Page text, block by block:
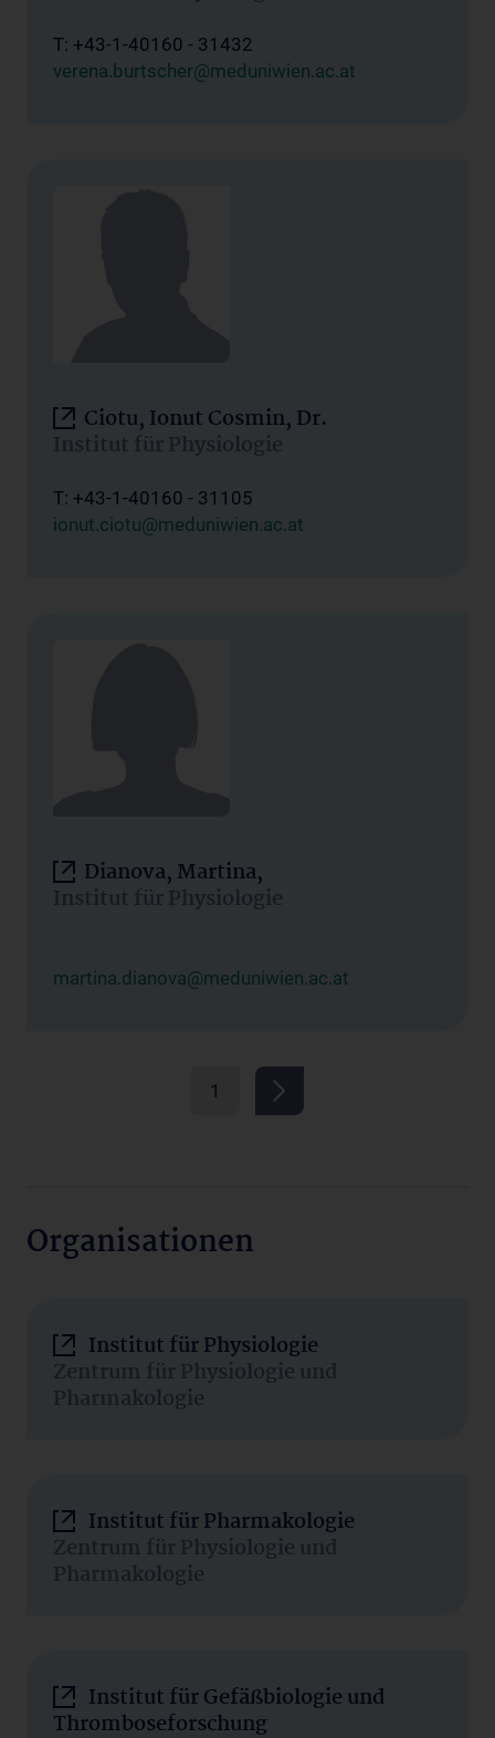
T: +43-1-40160 - 31432
verena.burtscher@meduniwien.ac.at
Ciotu, Ionut Cosmin, Dr.
Institut für Physiologie
T: +43-1-40160 - 31105
ionut.ciotu@meduniwien.ac.at
Dianova, Martina,
Institut für Physiologie
martina.dianova@meduniwien.ac.at
1
Organisationen
Institut für Physiologie
Zentrum für Physiologie und
Pharmakologie
Institut für Pharmakologie
Zentrum für Physiologie und
Pharmakologie
Institut für Gefäßbiologie und
Thromboseforschung